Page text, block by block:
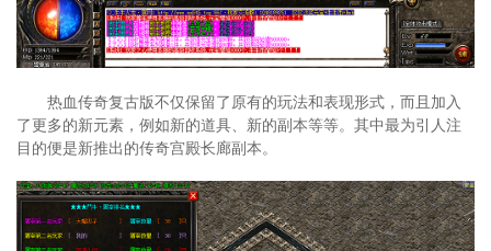
热血传奇复古版不仅保留了原有的玩法和表现形式，而且加入
了更多的新元素，例如新的道具、新的副本等等。其中最为引人注
目的便是新推出的传奇宫殿长廊副本。